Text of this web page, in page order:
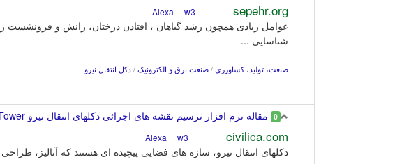
sepehr.org
w3
عوامل زیادی همچون رشد گیاهان ، افتادن درختان، رانش و
شناسایی ...
صنعت، تولید، کشاورزی / صنعت برق و الکترونیک / دکل انتقال نیرو
0 مقاله نرم افزار ترسیم نقشه های اجرائی دکلهای انتقال نیرو TED(Tower ...
civilica.com
w3
دکلهای انتقال نیرو، سازه های فضایی پیچیده ای هستند که آنالیز،